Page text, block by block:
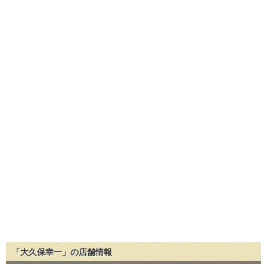
「大久保幸一」の店舗情報